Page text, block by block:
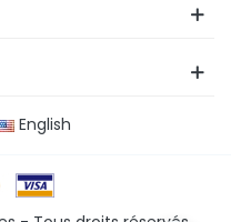
English